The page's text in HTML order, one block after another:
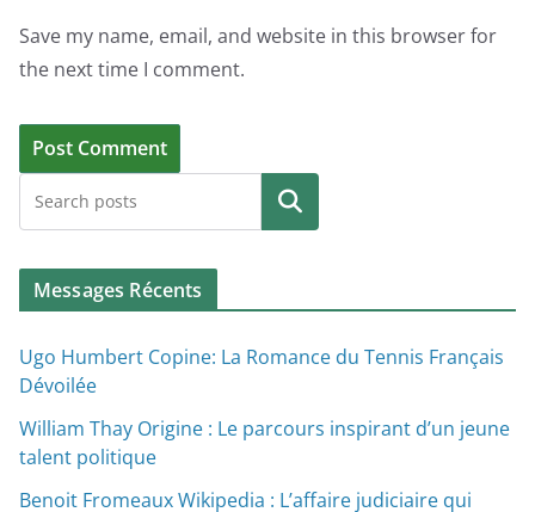
Save my name, email, and website in this browser for
the next time I comment.
Search
Messages Récents
Ugo Humbert Copine: La Romance du Tennis Français
Dévoilée
William Thay Origine : Le parcours inspirant d’un jeune
talent politique
Benoit Fromeaux Wikipedia : L’affaire judiciaire qui